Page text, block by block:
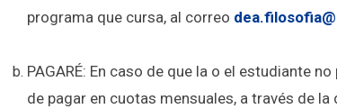
programa que cursa, al correo
PAGARÉ: En caso de que la o el estudiante
de pagar en cuotas mensuales, a través de